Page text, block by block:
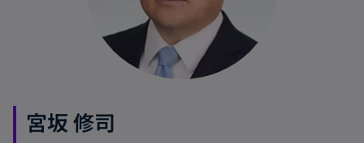
宮坂 修司